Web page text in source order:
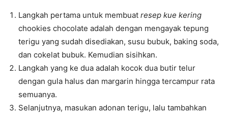
Langkah pertama untuk membuat resep kue kering
chookies chocolate adalah dengan mengayak tepung
terigu yang sudah disediakan, susu bubuk, baking soda,
dan cokelat bubuk. Kemudian sisihkan.
Langkah yang ke dua adalah kocok dua butir telur
dengan gula halus dan margarin hingga tercampur rata
semuanya.
Selanjutnya, masukan adonan terigu, lalu tambahkan